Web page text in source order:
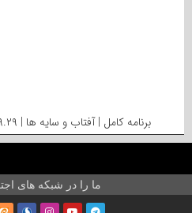
برنامه کامل | آفتاب و سایه ها | ۱۴۰۴.۹.۲۹ | استاد شهیدی فیاض
ما را در شبکه های